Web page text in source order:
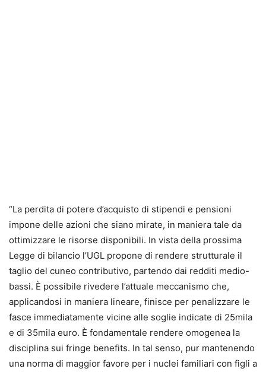
“La perdita di potere d’acquisto di stipendi e pensioni
impone delle azioni che siano mirate, in maniera tale da
ottimizzare le risorse disponibili. In vista della prossima
Legge di bilancio l’UGL propone di rendere strutturale il
taglio del cuneo contributivo, partendo dai redditi medio-
bassi. È possibile rivedere l’attuale meccanismo che,
applicandosi in maniera lineare, finisce per penalizzare le
fasce immediatamente vicine alle soglie indicate di 25mila
e di 35mila euro. È fondamentale rendere omogenea la
disciplina sui fringe benefits. In tal senso, pur mantenendo
una norma di maggior favore per i nuclei familiari con figli a